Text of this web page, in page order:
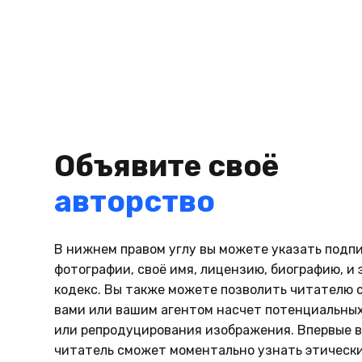
Объявите своё
авторство
В нижнем правом углу вы можете указать
фотографии, своё имя, лицензию, биографию, и
кодекс. Вы также можете позволить читателю
вами или вашим агентом насчет
или репродуцирования изображения. Впервые
читатель сможет моментально узнать